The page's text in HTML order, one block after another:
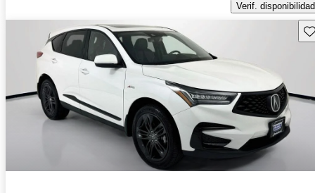
Verif. disponibilidad